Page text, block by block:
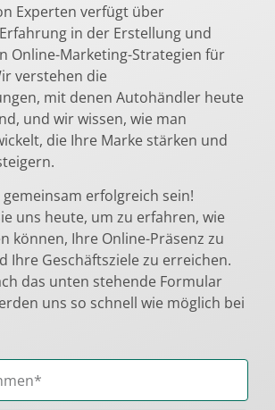
Experten verfügt über
in der Erstellung und
Online-Marketing-Strategien für
verstehen die
mit denen Autohändler heute
und wir wissen, wie man
die Ihre Marke stärken und
gemeinsam erfolgreich sein!
uns heute, um zu erfahren, wie
können, Ihre Online-Präsenz zu
Ihre Geschäftsziele zu erreichen.
das unten stehende Formular
uns so schnell wie möglich bei